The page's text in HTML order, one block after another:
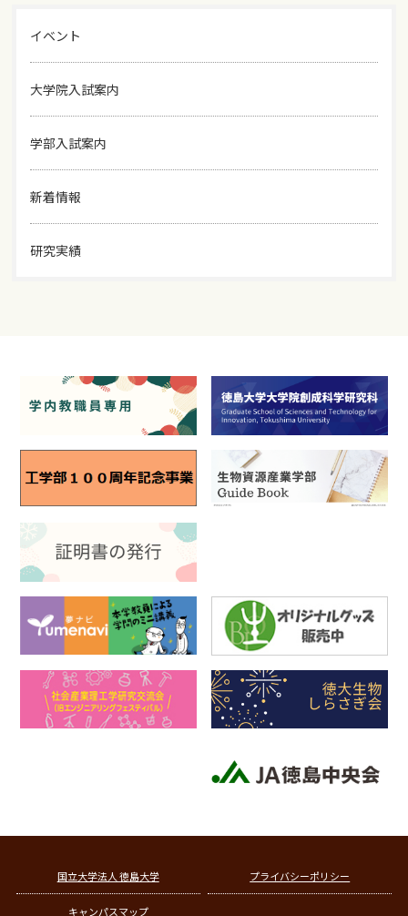
イベント
大学院入試案内
学部入試案内
新着情報
研究実績
国立大学法人 徳島大学 プライバシーポリシー
キャンパスマップ